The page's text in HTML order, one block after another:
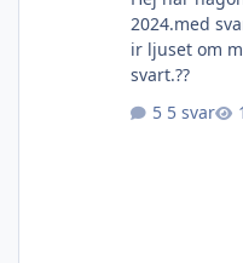
2024.med
ir ljuset om
svart.??
5 svar